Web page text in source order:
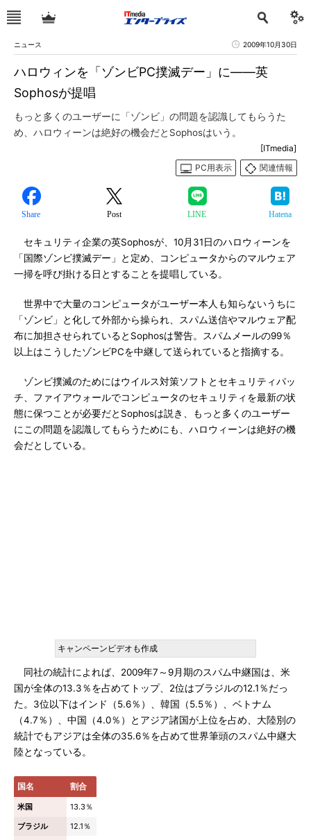
ニュース 2009年10月30日
ハロウィンを「ゾンビPC撲滅デー」に――英
Sophosが提唱
もっと多くのユーザーに「ゾンビ」の問題を認識してもらうた
め、ハロウィーンは絶好の機会だとSophosはいう。
[ITmedia]
PC用表示
関連情報
Share Post LINE Hatena
セキュリティ企業の英Sophosが、10月31日のハロウィーンを
「国際ゾンビ撲滅デー」と定め、コンピュータからのマルウェア
一掃を呼び掛ける日とすることを提唱している。
世界中で大量のコンピュータがユーザー本人も知らないうちに
「ゾンビ」と化して外部から操られ、スパム送信やマルウェア配
布に加担させられているとSophosは警告。スパムメールの99％
以上はこうしたゾンビPCを中継して送られていると指摘する。
ゾンビ撲滅のためにはウイルス対策ソフトとセキュリティパッ
チ、ファイアウォールでコンピュータのセキュリティを最新の状
態に保つことが必要だとSophosは説き、もっと多くのユーザー
にこの問題を認識してもらうためにも、ハロウィーンは絶好の機
会だとしている。
キャンペーンビデオも作成
同社の統計によれば、2009年7～9月期のスパム中継国は、米
国が全体の13.3％を占めてトップ、2位はブラジルの12.1％だっ
た。3位以下はインド（5.6％）、韓国（5.5％）、ベトナム
（4.7％）、中国（4.0％）とアジア諸国が上位を占め、大陸別の
統計でもアジアは全体の35.6％を占めて世界筆頭のスパム中継大
陸となっている。
国名 割合
米国
13.3％
ブラジル
12.1％